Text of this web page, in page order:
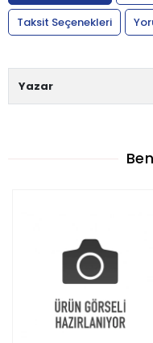
Taksit Seçenekleri
Yazar